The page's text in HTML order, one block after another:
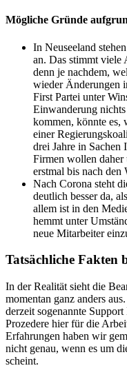
Mögliche Gründe
In Neuseeland
an. Das stimmt viele
denn je nachdem,
wieder Änderungen
First Partei unter
Einwanderung
kommen, könnte es,
einer
drei Jahre in
Firmen wollen daher
erstmal bis nach den
Nach Corona steht
deutlich besser da,
allem ist in den
hemmt unter
neue Mitarbeiter
Tatsächliche Fakten
In der Realität sieht die
momentan ganz anders
derzeit sogenannte
Prozedere hier für die
Erfahrungen haben wir
nicht genau, wenn es um
scheint.